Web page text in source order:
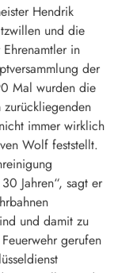
Hendrik
und die
in
der
Mal wurden die
immer wirklich
Wolf feststellt.
Jahren“, sagt er
und damit zu
gerufen